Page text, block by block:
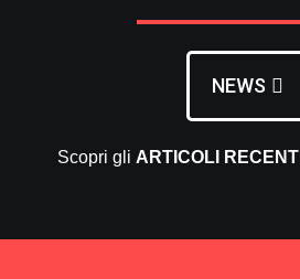
NEWS
Scopri gli ARTICOLI RECENTI